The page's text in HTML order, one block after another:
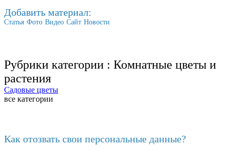
Добавить материал:
Статья Фото Видео Сайт Новости
Рубрики категории : Комнатные цветы и
растения
Садовые цветы
все категории
Как отозвать свои персональные данные?